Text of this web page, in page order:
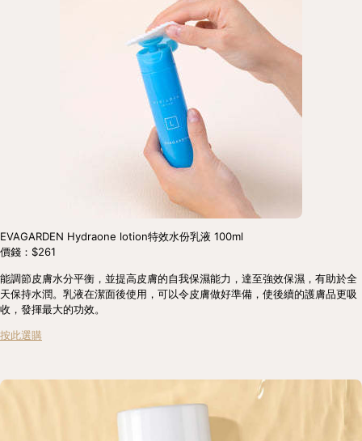
EVAGARDEN Hydraone lotion特效水份乳液 100ml
價錢：$261
能調節皮膚水分平衡，並提高皮膚的自我保濕能力，達至強效保濕，有助於全
天保持水潤。乳液在潔面後使用，可以令皮膚做好準備，使後續的護膚品更吸
收，發揮最大的功效。
按此選購